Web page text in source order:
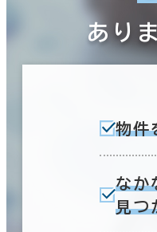
あり
物件
なか
見つ